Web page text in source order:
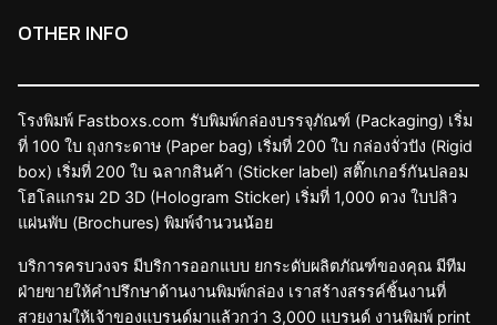
OTHER INFO
โรงพิมพ์ Fastboxs.com รับพิมพ์กล่องบรรจุภัณฑ์ (Packaging) เริ่ม
ที่ 100 ใบ ถุงกระดาษ (Paper bag) เริ่มที่ 200 ใบ กล่องจั่วปัง (Rigid
box) เริ่มที่ 200 ใบ ฉลากสินค้า (Sticker label) สติ๊กเกอร์กันปลอม
โฮโลแกรม 2D 3D (Hologram Sticker) เริ่มที่ 1,000 ดวง ใบปลิว
แผ่นพับ (Brochures) พิมพ์จำนวนน้อย
บริการครบวงจร มีบริการออกแบบ ยกระดับผลิตภัณฑ์ของคุณ มีทีม
ฝ่ายขายให้คำปรึกษาด้านงานพิมพ์กล่อง เราสร้างสรรค์ชิ้นงานที่
สวยงามให้เจ้าของแบรนด์มาแล้วกว่า 3,000 แบรนด์ งานพิมพ์ print